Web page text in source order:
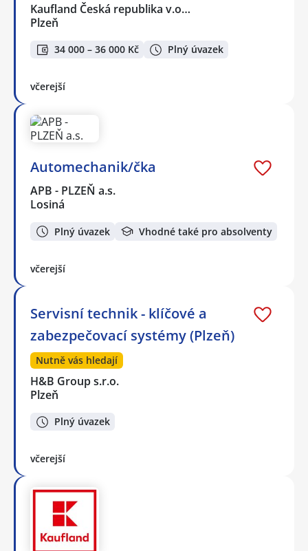
Kaufland Česká republika v.o…
Plzeň
34 000 – 36 000 Kč Plný úvazek
včerejší
Automechanik/čka
APB - PLZEŇ a.s.
Losiná
Plný úvazek Vhodné také pro absolventy
včerejší
Servisní technik - klíčové a
zabezpečovací systémy (Plzeň)
Nutně vás hledají
H&B Group s.r.o.
Plzeň
Plný úvazek
včerejší